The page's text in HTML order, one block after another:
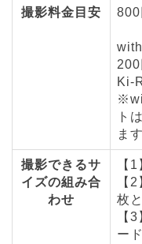
撮影料金目安 800
200
Ki-
ト
ま
撮影できるサ
イズの組み合
わせ
【
【
枚
【
ー